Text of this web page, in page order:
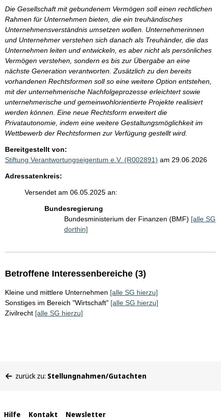
Die Gesellschaft mit gebundenem Vermögen soll einen rechtlichen
Rahmen für Unternehmen bieten, die ein treuhändisches
Unternehmensverständnis umsetzen wollen. Unternehmerinnen
und Unternehmer verstehen sich danach als Treuhänder, die das
Unternehmen leiten und entwickeln, es aber nicht als persönliches
Vermögen verstehen, sondern es bis zur Übergabe an eine
nächste Generation verantworten. Zusätzlich zu den bereits
vorhandenen Rechtsformen soll so eine weitere Option entstehen,
mit der unternehmerische Nachfolgeprozesse erleichtert sowie
unternehmerische und gemeinwohlorientierte Projekte realisiert
werden können. Eine neue Rechtsform erweitert die
Privatautonomie, indem eine weitere Gestaltungsmöglichkeit im
Wettbewerb der Rechtsformen zur Verfügung gestellt wird.
Bereitgestellt von:
Stiftung Verantwortungseigentum e.V. (R002891) am 29.06.2026
Adressatenkreis:
Versendet am 06.05.2025 an:
Bundesregierung
Bundesministerium der Finanzen (BMF) [alle SG
dorthin]
Betroffene Interessenbereiche (3)
Kleine und mittlere Unternehmen [alle SG hierzu]
Sonstiges im Bereich "Wirtschaft" [alle SG hierzu]
Zivilrecht [alle SG hierzu]
befinden
zurück zu: Stellungnahmen/Gutachten
Interne
Hilfe Kontakt Newsletter